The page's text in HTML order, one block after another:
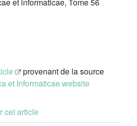
provenant de la source
et Informaticae website
cet article